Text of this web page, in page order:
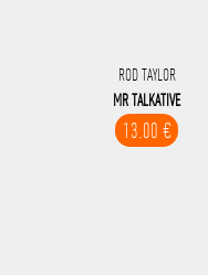
ROD TAYLOR
MR TALKATIVE
13.00 €